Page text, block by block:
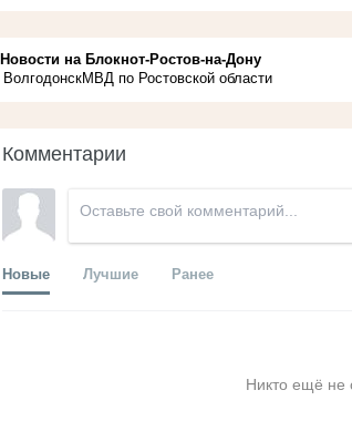
Новости на Блoкнoт-Ростов-на-Дону
ВолгодонскМВД по Ростовской области
Комментарии
Новые Лучшие Ранее
Никто ещё не